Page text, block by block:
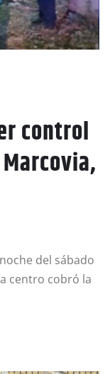
control
del sábado
centro cobró la